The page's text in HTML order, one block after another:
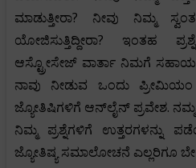
ಮಾಡುತ್ತೀರಾ? ನೀವು ನಿಮ್ಮ
ಯೋಜಿಸುತ್ತಿದ್ದೀರಾ? ಇಂತಹ
ಆಸ್ಟ್ರೋಸೇಜ್ ವಾರ್ತಾ ನಿಮಗೆ
ನಾವು ನೀಡುವ ಒಂದು ಪ್ರೀಮಿಯಂ
ಜ್ಯೋತಿಷಿಗಳಿಗೆ ಆನ್‌ಲೈನ್ ಪ್ರವೇಶ. ನಮ್ಮ
ನಿಮ್ಮ ಪ್ರಶ್ನೆಗಳಿಗೆ ಉತ್ತರಗಳನ್ನು
ಜ್ಯೋತಿಷ್ಯ ಸಮಾಲೋಚನೆ ಎಲ್ಲರಿಗೂ